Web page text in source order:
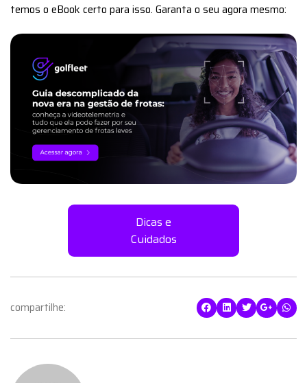
temos o eBook certo para isso. Garanta o seu agora mesmo:
Dicas e
Cuidados
compartilhe: